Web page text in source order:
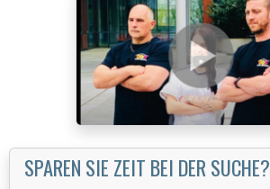
SPAREN SIE ZEIT BEI DER SUCHE?